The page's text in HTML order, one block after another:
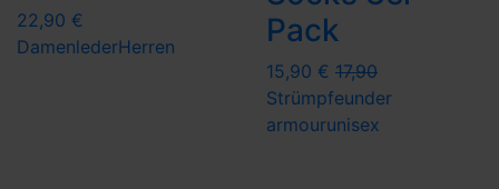
22,90 €
DamenlederHerren
Pack
15,90 € 17,90
Strümpfeunder
armourunisex